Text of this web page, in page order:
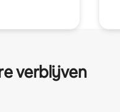
verblijven